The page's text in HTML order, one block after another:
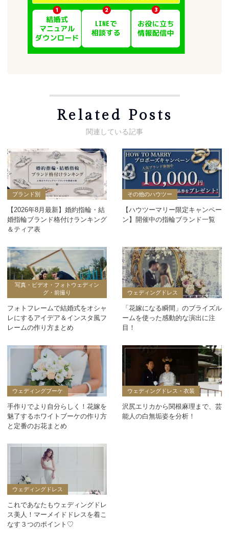
Related Posts
ブランド別
【2026年8月最新】婚約指輪・結
婚指輪ブランド格付けランキング
＆ティア表
その他のハウツー
【ハウツーマリー限定キャンペー
ン】開催中の指輪ブランド一覧
写真・ビデオ・フォトウェディン
グ・前撮り
フォトフレームで結婚式をオシャ
レにするアイデア＆インスタ風フ
レームの作り方まとめ
ウェディングドレス
「花嫁になる瞬間」のブライズル
ームを使った感動的な演出に注
目！
ウェディングブーケ
手作りでより自分らしく！花嫁を
魅了するホワイトブーケの作り方
と定番のお花まとめ
ウェディングドレス・衣装
沢尻エリカから関根麻理まで、芸
能人の白無垢姿を分析！
ウェディングドレス
これであなたもウェディングドレ
ス美人！マーメイドドレスを着こ
なす３つのポイント♡